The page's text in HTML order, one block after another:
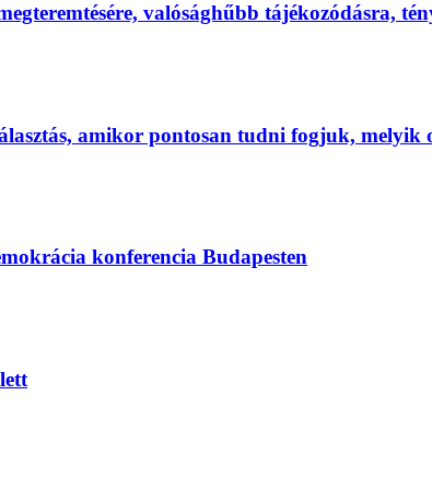
valósághűbb tájékozódásra,
amikor pontosan tudni fogjuk, melyik
konferencia Budapesten